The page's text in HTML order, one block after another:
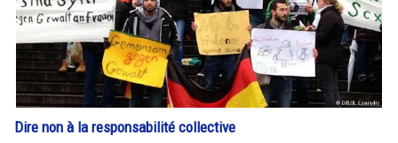
Dire non à la responsabilité collective